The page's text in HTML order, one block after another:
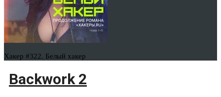
Хакер #322. Белый хакер
Backwork 2